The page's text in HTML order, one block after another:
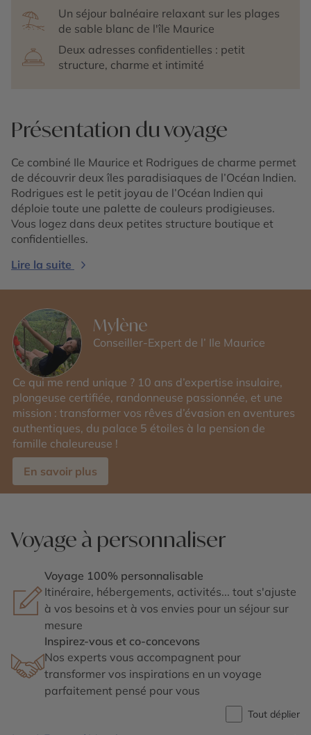
Un séjour balnéaire relaxant sur les plages
de sable blanc de l'île Maurice
Deux adresses confidentielles : petit
structure, charme et intimité
Présentation du voyage
Ce combiné Ile Maurice et Rodrigues de charme permet
de découvrir deux îles paradisiaques de l’Océan Indien.
Rodrigues est le petit joyau de l’Océan Indien qui
déploie toute une palette de couleurs prodigieuses.
Vous logez dans deux petites structure boutique et
confidentielles.
Lire la suite
Mylène
Conseiller-Expert de l’ Ile Maurice
Ce qui me rend unique ? 10 ans d’expertise insulaire,
plongeuse certifiée, randonneuse passionnée, et une
mission : transformer vos rêves d’évasion en aventures
authentiques, du palace 5 étoiles à la pension de
famille chaleureuse !
En savoir plus
Voyage à personnaliser
Voyage 100% personnalisable
Itinéraire, hébergements, activités... tout s'ajuste
à vos besoins et à vos envies pour un séjour sur
mesure
Inspirez-vous et co-concevons
Nos experts vous accompagnent pour
transformer vos inspirations en un voyage
parfaitement pensé pour vous
Tout déplier